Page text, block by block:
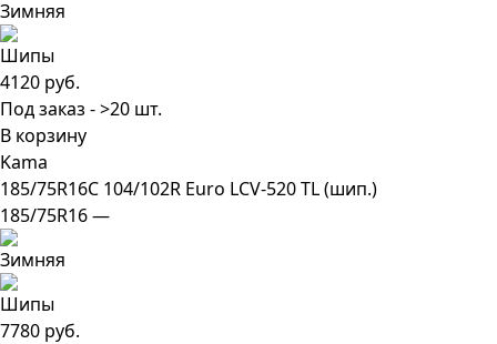
4120 руб.
Под заказ - >20 шт.
В корзину
Kama
185/75R16C 104/102R Euro LCV-520 TL (шип.)
185/75R16 —
7780 руб.